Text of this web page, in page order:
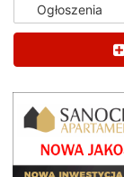
Ogłoszenia